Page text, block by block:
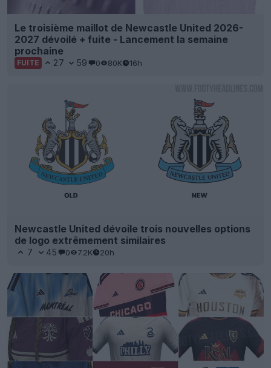
Le troisième maillot de Newcastle United 2026-
2027 dévoilé + fuite - Lancement la semaine
prochaine
FUITE 27 59 0 80K 16h
Newcastle United dévoile trois nouvelles options
de logo extrêmement similaires
7 45 0 7.2K 20h